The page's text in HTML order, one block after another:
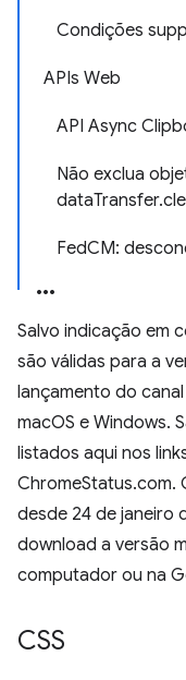
Condições
APIs Web
API Async
Não exclua
FedCM:
Salvo indicação em
são válidas para a
lançamento do
macOS e Windows.
listados aqui nos
ChromeStatus.com.
desde 24 de janeiro
download a versão
computador ou na
CSS